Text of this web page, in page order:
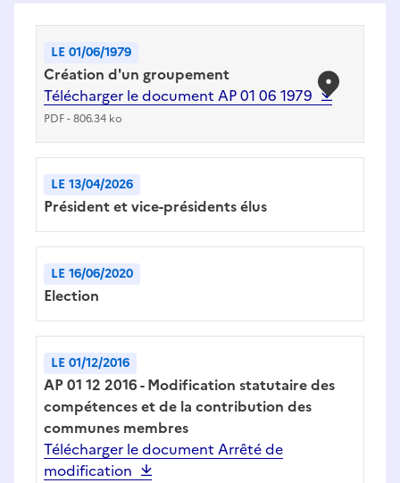
LE 01/06/1979
Création d'un groupement
Télécharger le document AP 01 06 1979
PDF-806.34 ko
LE 13/04/2026
Président et vice-présidents élus
LE 16/06/2020
Election
LE 01/12/2016
AP 01 12 2016 - Modification statutaire des
compétences et de la contribution des
communes membres
Télécharger le document Arrêté de
modification